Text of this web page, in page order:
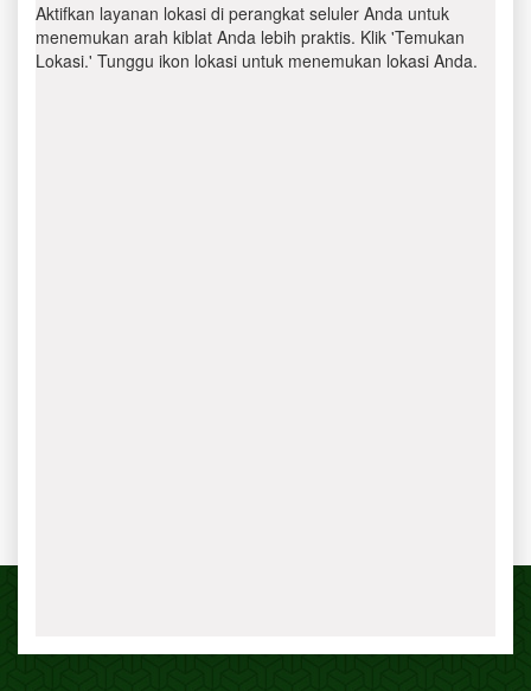
Aktifkan layanan lokasi di perangkat seluler Anda untuk
menemukan arah kiblat Anda lebih praktis. Klik 'Temukan
Lokasi.' Tunggu ikon lokasi untuk menemukan lokasi Anda.